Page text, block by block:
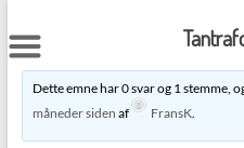
to
content
Dette emne har 0 svar og 1 stemme,
måneder siden af FransK.